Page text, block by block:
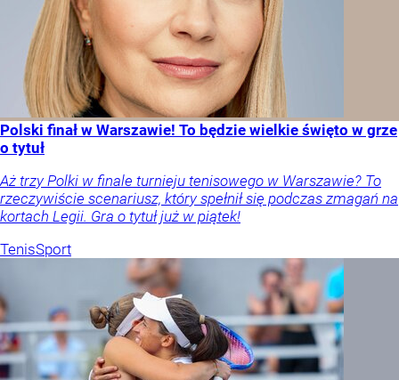
Polski finał w Warszawie! To będzie wielkie święto w grze
o tytuł
Aż trzy Polki w finale turnieju tenisowego w Warszawie? To
rzeczywiście scenariusz, który spełnił się podczas zmagań na
kortach Legii. Gra o tytuł już w piątek!
TenisSport